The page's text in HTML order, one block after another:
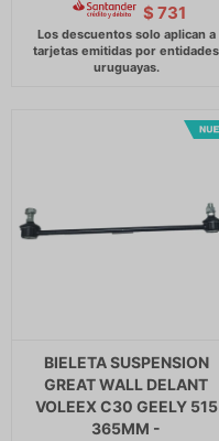
$ 731
BIELETA SUSPENSION
GREAT WALL DELANT
VOLEEX C30 GEELY 515
365MM -